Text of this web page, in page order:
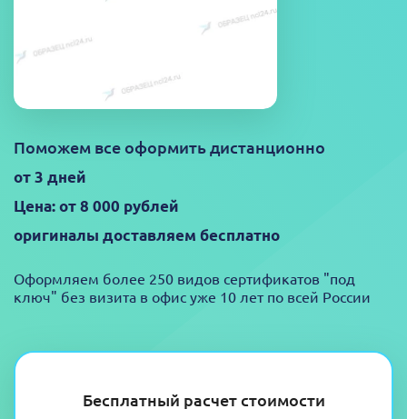
Бесплатный расчет стоимости
Поможем все оформить дистанционно
от 3 дней
Цена: от 8 000 рублей
оригиналы доставляем бесплатно
Оформляем более 250 видов сертификатов "под
ключ" без визита в офис уже 10 лет по всей России